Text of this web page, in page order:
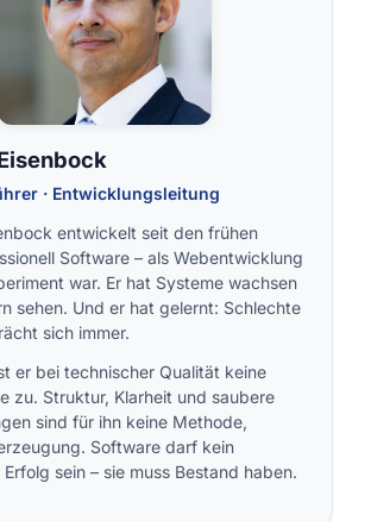
· Entwicklungsleitung
entwickelt seit den frühen
Software – als Webentwicklung
war. Er hat Systeme wachsen
sehen. Und er hat gelernt: Schlechte
sich immer.
er bei technischer Qualität keine
zu. Struktur, Klarheit und saubere
sind für ihn keine Methode,
Software darf kein
sein – sie muss Bestand haben.